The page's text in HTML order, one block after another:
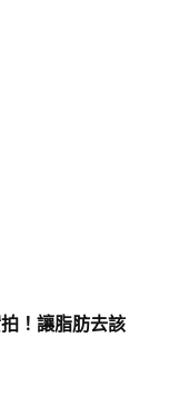
！讓脂肪去該